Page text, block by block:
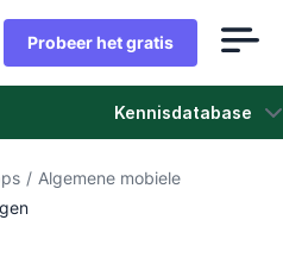
Probeer het gratis
Kennisdatabase
/ Algemene mobiele